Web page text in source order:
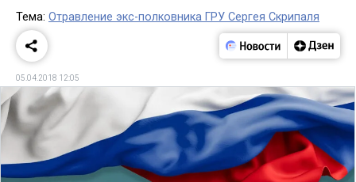
Тема: Отравление экс-полковника ГРУ Сергея Скрипаля
05.04.2018 12:05